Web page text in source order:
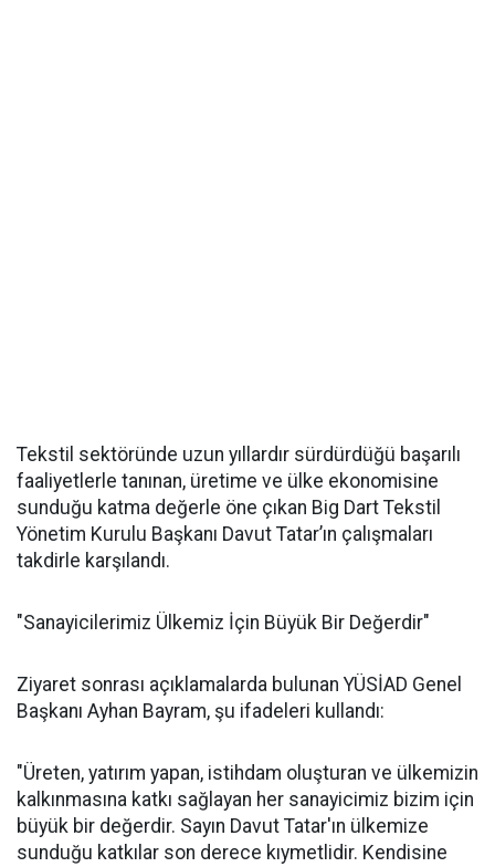
Tekstil sektöründe uzun yıllardır sürdürdüğü başarılı
faaliyetlerle tanınan, üretime ve ülke ekonomisine
sunduğu katma değerle öne çıkan Big Dart Tekstil
Yönetim Kurulu Başkanı Davut Tatar’ın çalışmaları
takdirle karşılandı.
"Sanayicilerimiz Ülkemiz İçin Büyük Bir Değerdir"
Ziyaret sonrası açıklamalarda bulunan YÜSİAD Genel
Başkanı Ayhan Bayram, şu ifadeleri kullandı:
"Üreten, yatırım yapan, istihdam oluşturan ve ülkemizin
kalkınmasına katkı sağlayan her sanayicimiz bizim için
büyük bir değerdir. Sayın Davut Tatar'ın ülkemize
sunduğu katkılar son derece kıymetlidir. Kendisine